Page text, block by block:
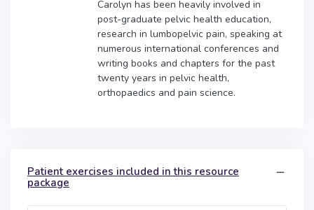
Carolyn has been heavily involved in
post-graduate pelvic health education,
research in lumbopelvic pain, speaking at
numerous international conferences and
writing books and chapters for the past
twenty years in pelvic health,
orthopaedics and pain science.
Patient exercises included in this resource
package